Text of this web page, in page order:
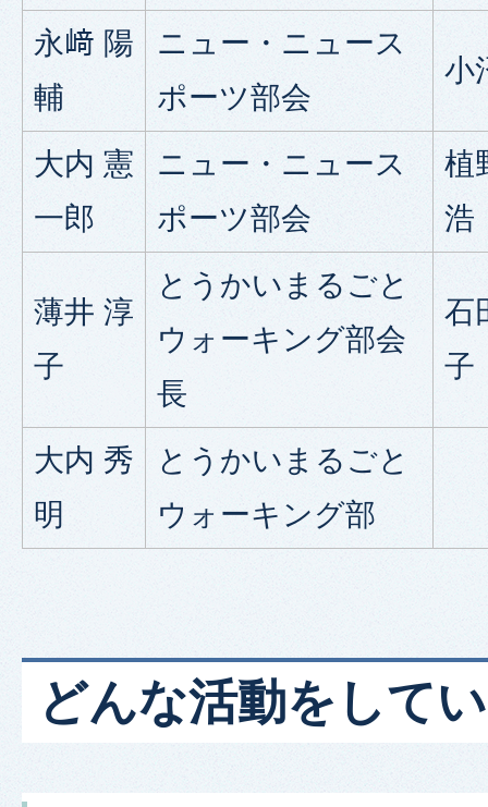
永﨑 陽
輔
ニュー・ニュース
ポーツ部会
小
大内 憲
一郎
ニュー・ニュース
ポーツ部会
植
浩
薄井 淳
子
とうかいまるごと
ウォーキング部会
長
石
子
大内 秀
明
とうかいまるごと
ウォーキング部
どんな活動をして